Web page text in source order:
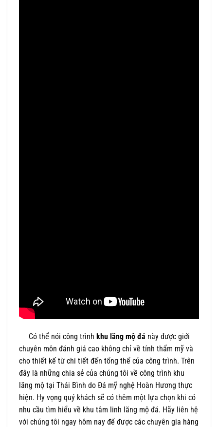
Có thể nói công trình khu lăng mộ đá này được giới
chuyên môn đánh giá cao không chỉ về tính thẩm mỹ và
cho thiết kế từ chi tiết đến tổng thể của công trình. Trên
đây là những chia sẻ của chúng tôi về công trình khu
lăng mộ tại Thái Bình do Đá mỹ nghệ Hoàn Hương thực
hiện. Hy vọng quý khách sẽ có thêm một lựa chọn khi có
nhu cầu tìm hiểu về khu tâm linh lăng mộ đá. Hãy liên hệ
với chúng tôi ngay hôm nay để được các chuyên gia hàng